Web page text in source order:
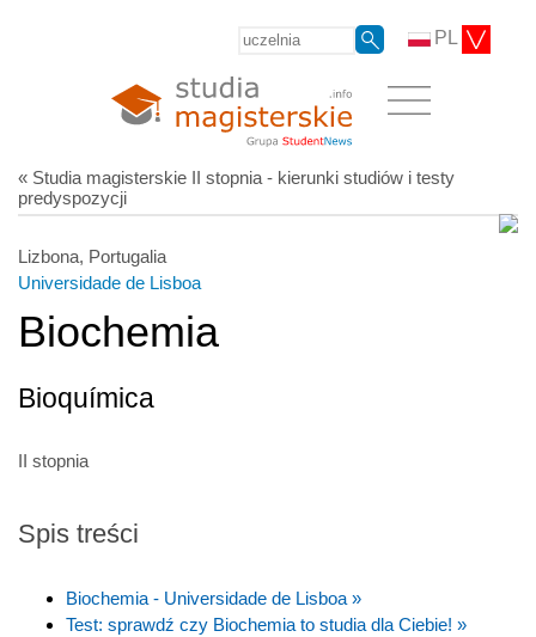
PL
« Studia magisterskie II stopnia - kierunki studiów i testy
predyspozycji
Lizbona, Portugalia
Universidade de Lisboa
Biochemia
Bioquímica
II stopnia
Spis treści
Biochemia - Universidade de Lisboa »
Test: sprawdź czy Biochemia to studia dla Ciebie! »